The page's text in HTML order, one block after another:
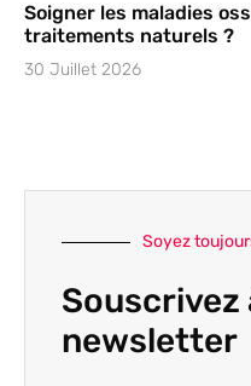
Soigner les maladies
traitements naturels ?
30 Juillet 2026
Soyez
Souscrivez
newsletter